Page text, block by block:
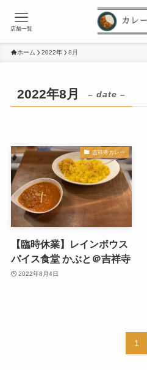
店舗一覧
ホーム 2022年 8月
2022年8月 – date –
吉祥寺カレー
【臨時休業】レインボウス
パイス食堂 かぶと＠吉祥寺
2022年8月4日
1